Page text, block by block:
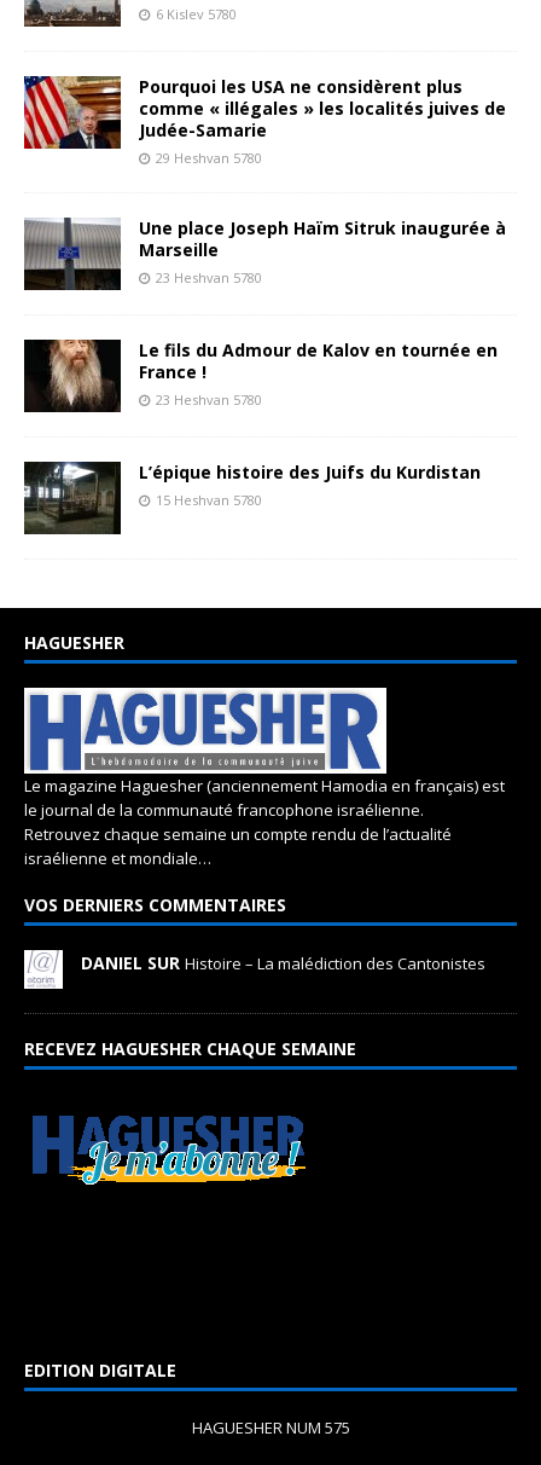
6 Kislev 5780
Pourquoi les USA ne considèrent plus
comme « illégales » les localités juives de
Judée-Samarie
29 Heshvan 5780
Une place Joseph Haïm Sitruk inaugurée à
Marseille
23 Heshvan 5780
Le fils du Admour de Kalov en tournée en
France !
23 Heshvan 5780
L’épique histoire des Juifs du Kurdistan
15 Heshvan 5780
HAGUESHER
Le magazine Haguesher (anciennement Hamodia en français) est
le journal de la communauté francophone israélienne.
Retrouvez chaque semaine un compte rendu de l’actualité
israélienne et mondiale…
VOS DERNIERS COMMENTAIRES
DANIEL SUR Histoire – La malédiction des Cantonistes
RECEVEZ HAGUESHER CHAQUE SEMAINE
EDITION DIGITALE
HAGUESHER NUM 575